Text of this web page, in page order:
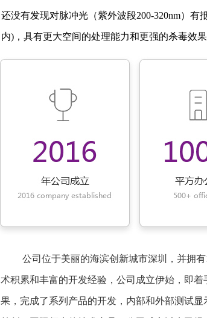
还没有发现对脉冲光（紫外波段200-320nm）
内)，具有更大空间的处理能力和更强的杀毒效
术积累和丰富的开发经验，公司成立伊始，即
果，完成了系列产品的开发，内部和外部测试